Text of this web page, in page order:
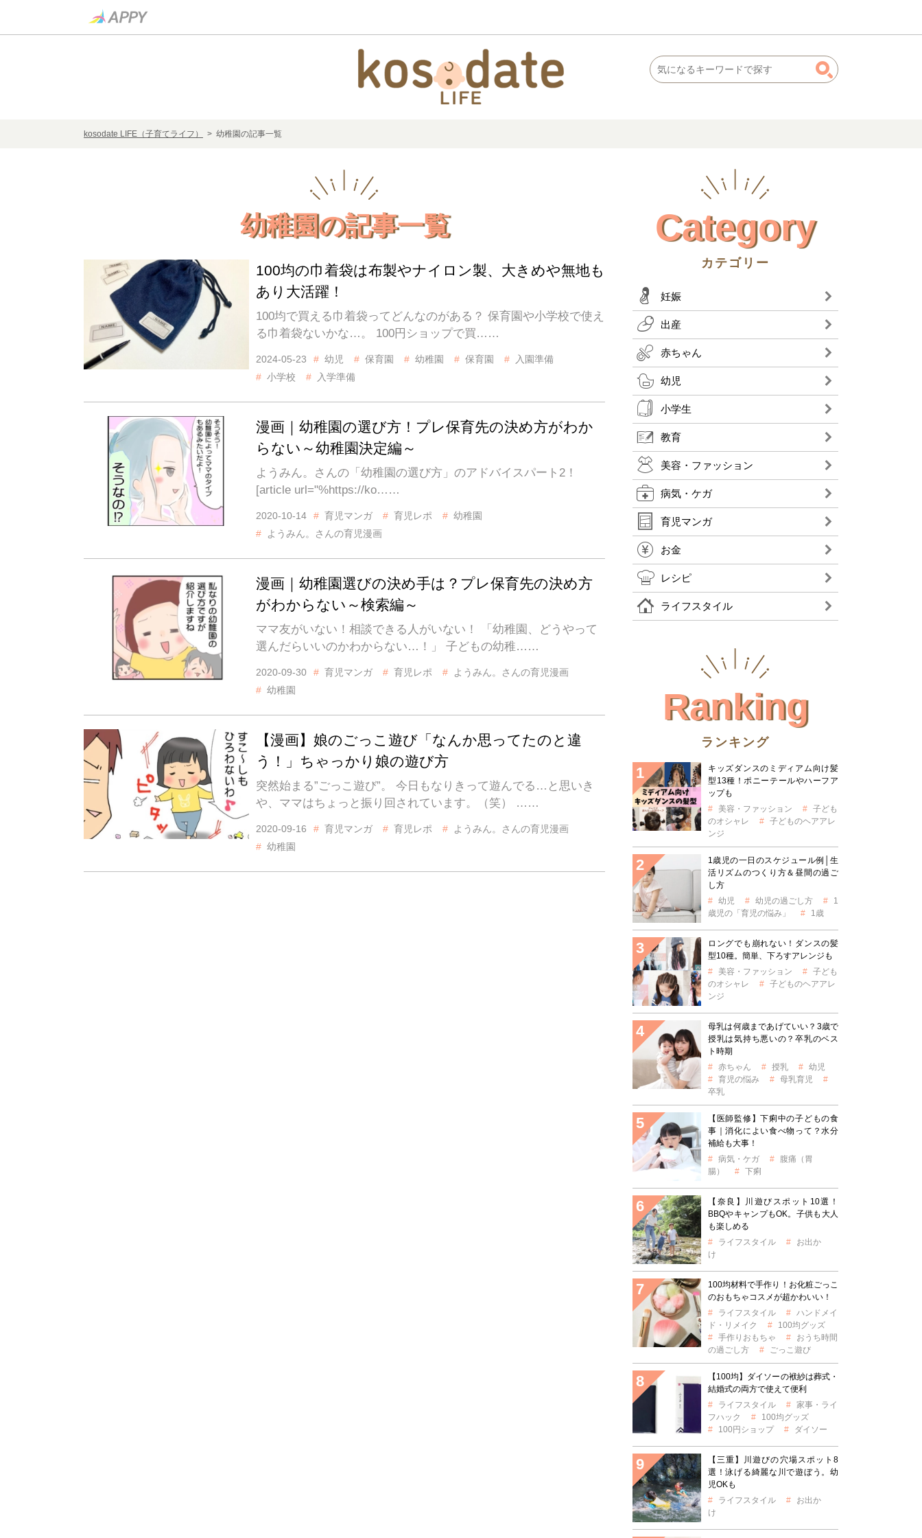
kosodate LIFE（子育てライフ） > 幼稚園の記事一覧
幼稚園の記事一覧
100均の巾着袋は布製やナイロン製、大きめや無地も
あり大活躍！
100均で買える巾着袋ってどんなのがある？ 保育園や小学校で使え
る巾着袋ないかな…。 100円ショップで買……
2024-05-23 幼児 保育園 幼稚園 保育園
入園準備
小学校
入学準備
漫画｜幼稚園の選び方！プレ保育先の決め方がわか
らない～幼稚園決定編～
ようみん。さんの「幼稚園の選び方」のアドバイスパート2！
[article url="%https://ko……
2020-10-14 育児マンガ 育児レポ
幼稚園
ようみん。さんの育児漫画
漫画｜幼稚園選びの決め手は？プレ保育先の決め方
がわからない～検索編～
ママ友がいない！相談できる人がいない！ 「幼稚園、どうやって
選んだらいいのかわからない…！」 子どもの幼稚……
2020-09-30 育児マンガ 育児レポ
ようみん。さんの育児漫画
幼稚園
【漫画】娘のごっこ遊び「なんか思ってたのと違
う！」ちゃっかり娘の遊び方
突然始まる”ごっこ遊び”。 今日もなりきって遊んでる…と思いき
や、ママはちょっと振り回されています。（笑） ……
2020-09-16 育児マンガ 育児レポ
ようみん。さんの育児漫画
幼稚園
Category
カテゴリー
妊娠
出産
赤ちゃん
幼児
小学生
教育
美容・ファッション
病気・ケガ
育児マンガ
お金
レシピ
ライフスタイル
Ranking
ランキング
キッズダンスのミディアム向け髪
型13種！ポニーテールやハーフア
ップも
美容・ファッション
子ども
のオシャレ
子どものヘアアレ
ンジ
1歳児の一日のスケジュール例│生
活リズムのつくり方＆昼間の過ご
し方
幼児
幼児の過ごし方
1
歳児の「育児の悩み」
1歳
ロングでも崩れない！ダンスの髪
型10種。簡単、下ろすアレンジも
美容・ファッション
子ども
のオシャレ
子どものヘアアレ
ンジ
母乳は何歳まであげていい？3歳で
授乳は気持ち悪いの？卒乳のベス
ト時期
赤ちゃん
授乳
幼児
育児の悩み
母乳育児
卒乳
【医師監修】下痢中の子どもの食
事｜消化によい食べ物って？水分
補給も大事！
病気・ケガ
腹痛（胃
腸）
下痢
【奈良】川遊びスポット10選！
BBQやキャンプもOK。子供も大人
も楽しめる
ライフスタイル
お出か
け
100均材料で手作り！お化粧ごっこ
のおもちゃコスメが超かわいい！
ライフスタイル
ハンドメイ
ド・リメイク
100均グッズ
手作りおもちゃ
おうち時間
の過ごし方
ごっこ遊び
【100均】ダイソーの袱紗は葬式・
結婚式の両方で使えて便利
ライフスタイル
家事・ライ
フハック
100均グッズ
100円ショップ
ダイソー
【三重】川遊びの穴場スポット8
選！泳げる綺麗な川で遊ぼう。幼
児OKも
ライフスタイル
お出か
け